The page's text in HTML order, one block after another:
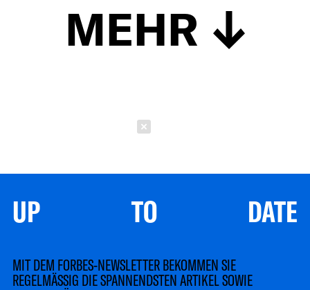
MEHR
UP TO DATE
MIT DEM FORBES-NEWSLETTER BEKOMMEN SIE
REGELMÄSSIG DIE SPANNENDSTEN ARTIKEL SOWIE